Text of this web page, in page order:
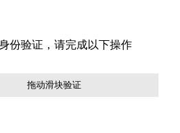
拖动滑块验证